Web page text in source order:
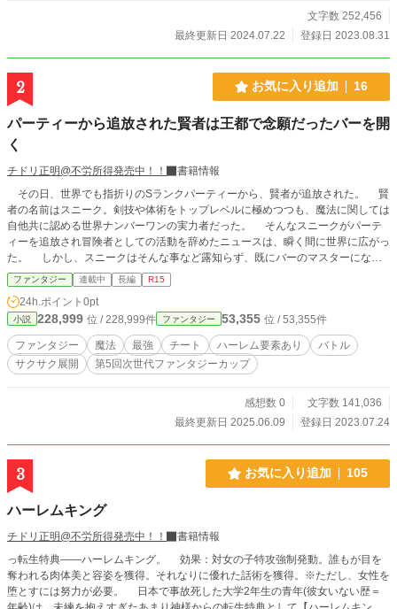
文字数 252,456
最終更新日 2024.07.22
登録日 2023.08.31
2 お気に入り追加 16
パーティーから追放された賢者は王都で念願だったバーを開
く
チドリ正明@不労所得発売中！！
書籍情報
その日、世界でも指折りのSランクパーティーから、賢者が追放された。 賢
者の名前はスニーク。剣技や体術をトップレベルに極めつつも、魔法に関しては
自他共に認める世界ナンバーワンの実力者だった。 そんなスニークがパーテ
ィーを追放され冒険者としての活動を辞めたニュースは、瞬く間に世界に広がっ
た。 しかし、スニークはそんな事など露知らず、既にバーのマスターになる
ために王都の路地裏にひっそりと店を構えていたのだった。 バーの名前は
【ハイドアウト】 隠れ家的バーとして、客足が少なくてもいいから気の良い
常連が訪れる事を願って付けた名前だったのだが、【ハイドアウト】に訪れるの
は、過去師弟関係であったエルフの美少女や王女様を護衛する僕っ娘騎士だった
り、敏腕若手ギルドマスターだったり……悩みを抱えた有名人ばかり。 これ
はSランクパーティーを追放された世界最高峰の賢者が、王都でバーのマスター
として、多種多様な常連客が抱える問題を解決していく物語……。
ファンタジー 連載中 長編 R15
24h.ポイント 0pt
小説 228,999 位 / 228,999件 ファンタジー 53,355 位 / 53,355件
ファンタジー 魔法 最強 チート ハーレム要素あり
バトル
サクサク展開
第5回次世代ファンタジーカップ
感想数 0
文字数 141,036
最終更新日 2025.06.09
登録日 2023.07.24
3 お気に入り追加 105
ハーレムキング
チドリ正明@不労所得発売中！！
書籍情報
っ転生特典——ハーレムキング。 効果：対女の子特攻強制発動。誰もが目を
奪われる肉体美と容姿を獲得。それなりに優れた話術を獲得。※ただし、女性を
堕とすには努力が必要。 日本で事故死した大学2年生の青年(彼女いない歴＝